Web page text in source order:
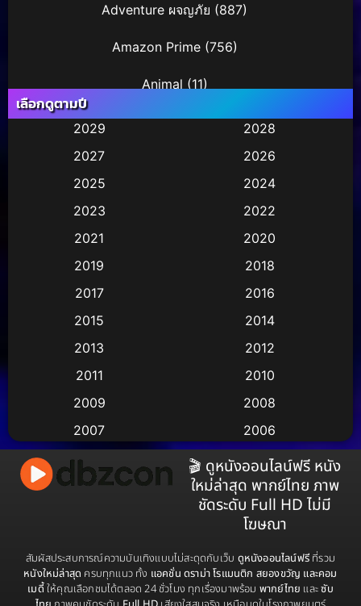
Adventure ผจญภัย (887)
Amazon Prime(756)
Animal (11)
Animation การ์ตูน(245)
Based on a True Story สร้างจากเรื่องจริง (3)
Based on a True Story เรื่องจริง(38)
Based on a True Story เรื่องจริง(73)
Based on Novel(16)
เลือกดูตามปี
2029
2028
2027
2026
2025
2024
2023
2022
2021
2020
2019
2018
2017
2016
2015
2014
2013
2012
2011
2010
2009
2008
2007
2006
2005
2004
2003
2002
2000
1997
1996
1995
1994
🎬 ดูหนังออนไลน์ฟรี หนัง
ใหม่ล่าสุด พากย์ไทย ภาพ
ชัดระดับ Full HD ไม่มี
โฆษณา
สัมผัสประสบการณ์ความบันเทิงแบบไม่สะดุดกับเว็บ ดูหนังออนไลน์ฟรีที่รวม
หนังใหม่ล่าสุด ครบทุกแนว ทั้ง แอคชั่น ดราม่า โรแมนติก สยองขวัญ และคอม
เมดี้ ให้คุณเลือกชมได้ตลอด 24 ชั่วโมง ทุกเรื่องมาพร้อม พากย์ไทย และซับ